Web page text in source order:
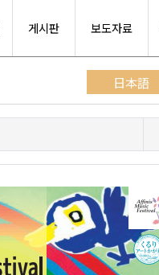
게시판 보도자료
日本語